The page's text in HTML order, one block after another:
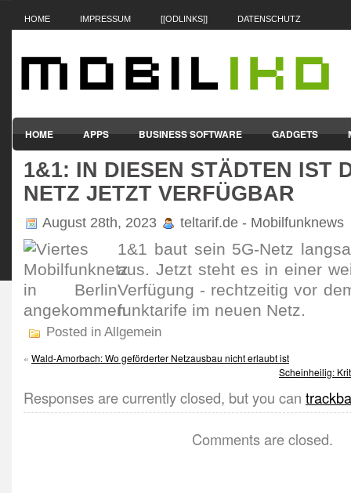
HOME IMPRESSUM [[ODLINKS]] DATENSCHUTZ
HOME APPS BUSINESS SOFTWARE GADGETS
SMARTPHONES & HANDYS TABLET-PCS VERTRÄGE &
1&1: IN DIESEN STÄDTEN IST
NETZ JETZT VERFÜGBAR
August 28th, 2023 teltarif.de - Mobilfunknews
1&1 baut sein 5G-Netz
aus. Jetzt steht es in einer
Verfü­gung - recht­zeitig vor
funk­tarife im neuen Netz.
Posted in Allgemein
« Wald-Amorbach: Wo geförderter Netzausbau nicht erlaubt ist
Scheinheilig:
Responses are currently closed, but you can
Comments are closed.